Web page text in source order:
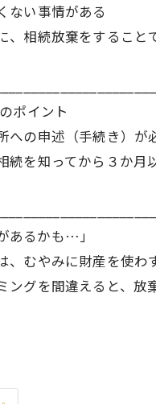
ない事情がある
、相続放棄をすること
ポイント
への申述（手続き）が
続を知ってから３か月
あるかも…」
、むやみに財産を使わ
ングを間違えると、放